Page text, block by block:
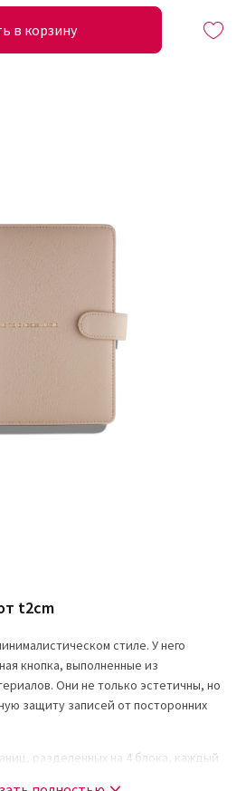
t2cm
стиле. У него
кнопка, выполненные из
Они не только эстетичны, но
защиту записей от посторонних
разделенных на 4 блока, каждый
в корзину